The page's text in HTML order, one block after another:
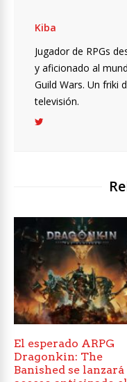
Kiba
Jugador de RPGs
y aficionado al
Guild Wars. Un friki
televisión.
El esperado ARPG
Dragonkin: The
Banished se lanzará